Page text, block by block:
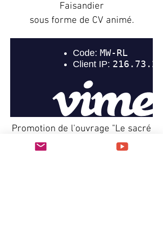
Faisandier
sous forme de CV animé.
Promotion de l'ouvrage "Le sacré